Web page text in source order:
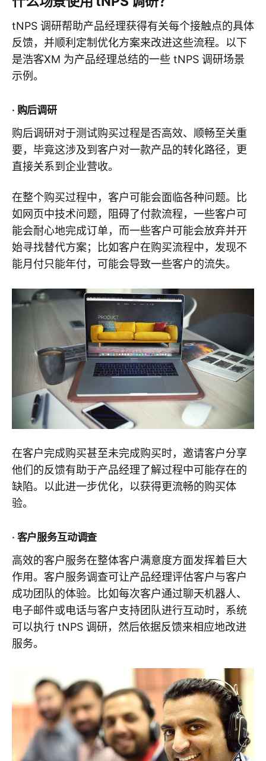
tNPS 调研帮助产品经理获得有关每个接触点的具体
反馈，并顺利定制优化方案来改进这些流程。以下
是浩客XM 为产品经理总结的一些 tNPS 调研场景
示例。
· 购后调研
购后调研对于测试购买过程是否高效、顺畅至关重
要，毕竟这涉及到客户对一款产品的转化路径，更
直接关系到企业营收。
在整个购买过程中，客户可能会面临各种问题。比
如网页中技术问题，阻碍了付款流程，一些客户可
能会耐心地完成订单，而一些客户可能会放弃并开
始寻找替代方案；比如客户在购买流程中，发现不
能月付只能年付，可能会导致一些客户的流失。
在客户完成购买甚至未完成购买时，邀请客户分享
他们的反馈有助于产品经理了解过程中可能存在的
缺陷。以此进一步优化，以获得更流畅的购买体
验。
· 客户服务互动调查
高效的客户服务在整体客户满意度方面发挥着巨大
作用。客户服务调查可让产品经理评估客户与客户
成功团队的体验。比如每次客户通过聊天机器人、
电子邮件或电话与客户支持团队进行互动时，系统
可以执行 tNPS 调研，然后依据反馈来相应地改进
服务。